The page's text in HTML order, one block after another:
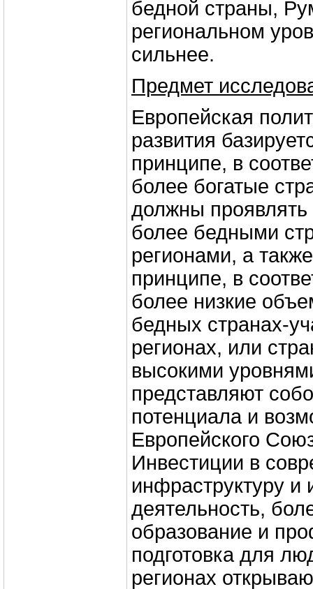
бедной страны,
региональном
сильнее.
Предмет
Европейская
развития
принципе, в
более богатые
должны проявлять
более бедными
регионами, а
принципе, в
более низкие
бедных странах-
регионах, или
высокими
представляют
потенциала и
Европейского
Инвестиции в
инфраструктуру и
деятельность,
образование и
подготовка для
регионах